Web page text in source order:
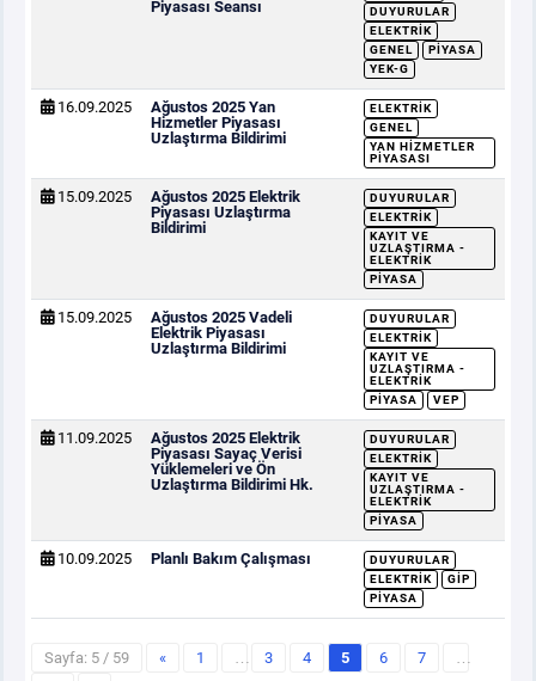
Piyasası Seansı
DUYURULAR
ELEKTRIK
GENEL
PIYASA
YEK-G
16.09.2025
Ağustos 2025 Yan
Hizmetler Piyasası
Uzlaştırma Bildirimi
ELEKTRIK
GENEL
YAN HIZMETLER
PIYASASI
15.09.2025
Ağustos 2025 Elektrik
Piyasası Uzlaştırma
Bildirimi
DUYURULAR
ELEKTRIK
KAYIT VE
UZLAŞTIRMA -
ELEKTRIK
PIYASA
15.09.2025
Ağustos 2025 Vadeli
Elektrik Piyasası
Uzlaştırma Bildirimi
DUYURULAR
ELEKTRIK
KAYIT VE
UZLAŞTIRMA -
ELEKTRIK
PIYASA
VEP
11.09.2025
Ağustos 2025 Elektrik
Piyasası Sayaç Verisi
Yüklemeleri ve Ön
Uzlaştırma Bildirimi Hk.
DUYURULAR
ELEKTRIK
KAYIT VE
UZLAŞTIRMA -
ELEKTRIK
PIYASA
10.09.2025 Planlı Bakım Çalışması
DUYURULAR
ELEKTRIK
GİP
PIYASA
Sayfa: 5 / 59 « 1 … 3 4 5 6 7
…